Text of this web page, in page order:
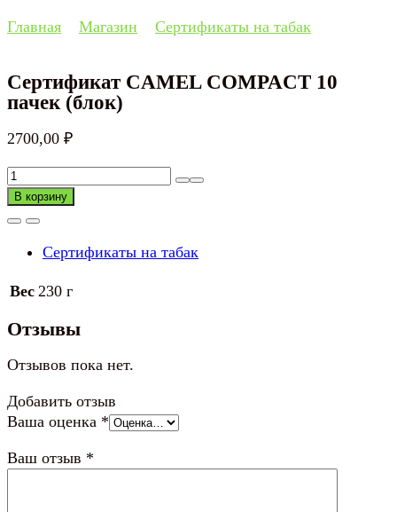
Главная Магазин Сертификаты на табак
Сертификат CAMEL COMPACT 10
пачек (блок)
2700,00 ₽
Количество
товара
Сертификат
COMPACT
пачек
В корзину
Сертификаты на табак
Вес 230 г
Отзывы
Отзывов пока нет.
Добавить отзыв
Ваша оценка *
Ваш отзыв *